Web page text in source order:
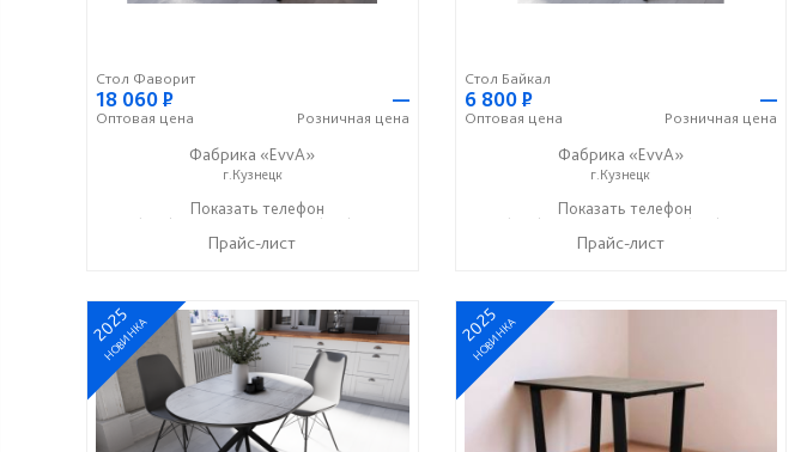
Стол Фаворит
18 060Р
Оптовая цена
—
Розничная цена
Фабрика «EvvA»
г.Кузнецк
+7 (996) 247-97-09 ☎+7 (937) 917-19-99
Показать телефон
Прайс-лист
Стол Байкал
6 800Р
Оптовая цена
—
Розничная цена
Фабрика «EvvA»
г.Кузнецк
+7 (996) 247-97-09 ☎+7 (937) 917-19-99
Показать телефон
Прайс-лист
2025
НОВИНКА 2025
НОВИНКА